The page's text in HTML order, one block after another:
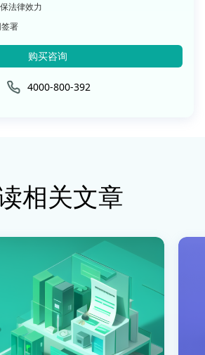
法律效力
署
购买咨询
4000-800-392
相关文章